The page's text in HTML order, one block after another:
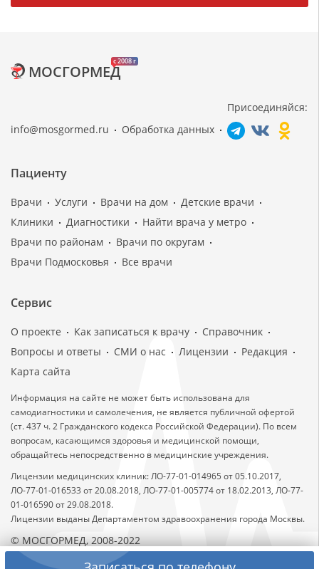
c 2008 г
МОСГОРМЕД
info@mosgormed.ru Обработка данных
Присоединяйся:
Пациенту
Врачи Услуги Врачи на дом
Детские врачи
Клиники
Диагностики
Найти врача у метро
Врачи по районам
Врачи по округам
Врачи Подмосковья
Все врачи
Сервис
О проекте Как записаться к врачу
Справочник
Вопросы и ответы
СМИ о нас Лицензии
Редакция
Карта сайта
Информация на сайте не может быть использована для
самодиагностики и самолечения, не является публичной офертой
(ст. 437 ч. 2 Гражданского кодекса Российской Федерации). По всем
вопросам, касающимся здоровья и медицинской помощи,
обращайтесь непосредственно в медицинские учреждения.
Лицензии медицинских клиник: ЛО-77-01-014965 от 05.10.2017,
ЛО-77-01-016533 от 20.08.2018, ЛО-77-01-005774 от 18.02.2013, ЛО-77-
01-016590 от 29.08.2018.
Лицензии выданы Департаментом здравоохранения города Москвы.
© МОСГОРМЕД, 2008-2022